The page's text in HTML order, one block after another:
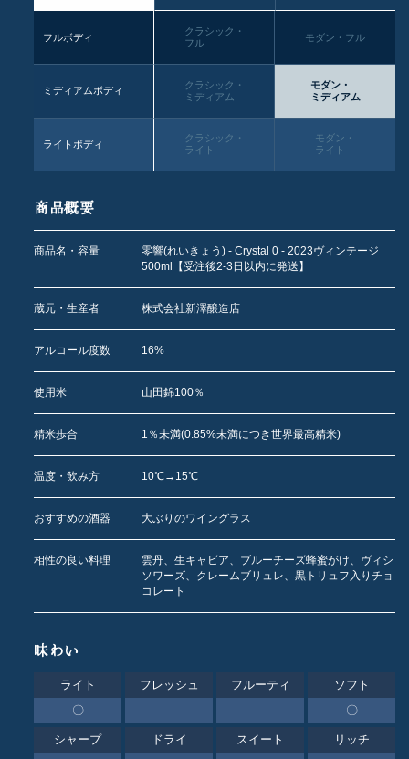
フルボディ
クラシック・
フル
モダン・フル
ミディアムボディ
クラシック・
ミディアム
モダン・
ミディアム
ライトボディ
クラシック・
ライト
モダン・
ライト
商品概要
商品名・容量
零響(れいきょう) - Crystal 0 - 2023ヴィンテージ
500ml【受注後2-3日以内に発送】
蔵元・生産者 株式会社新澤醸造店
アルコール度数 16%
使用米 山田錦100％
精米歩合 1％未満(0.85%未満につき世界最高精米)
温度・飲み方 10℃→15℃
おすすめの酒器 大ぶりのワイングラス
相性の良い料理
雲丹、生キャビア、ブルーチーズ蜂蜜がけ、ヴィシ
ソワーズ、クレームブリュレ、黒トリュフ入りチョ
コレート
味わい
ライト
〇
フレッシュ フルーティ
ソフト
〇
シャープ ドライ
スイート
リッチ